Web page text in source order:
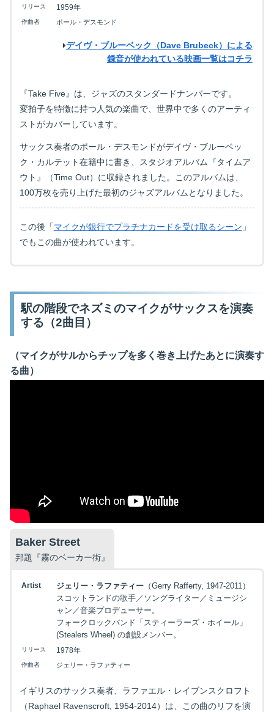
リリース 1959年
作曲者 ポール・デスモンド
デイヴ・ブルーベック（Dave Brubeck）による
録音が使われている映画一覧はコチラ
『Take Five』は、ジャズのスタンダードナンバーです。
変拍子を特徴に持つ人気の楽曲で、世界中で多くのアーティ
ストがカバーしています。
サックス奏者のポール・デスモンドがデイヴ・ブルーベッ
ク・カルテット在籍中に書き、スタジオアルバム『タイムア
ウト』（Time Out）に収録されました。このアルバムは、
100万枚を売り上げた最初のジャズアルバムとなりました。
この後「マイクが銀行でプラチナカードを受け取るシーン 」
でもこの曲が使われています。
駅の階段でネズミのマイクがサックスを演奏
する（2曲目）
（マイクがサルからチップを多く巻き上げたあとに演奏す
る曲）
Baker Street
邦題『霧のベーカー街』
Artist ジェリー・ラファティー（Gerry Rafferty, 1947-2011）
スコットランドの歌手／ソングライター／ミュージシ
ャン／音楽プロデューサー。
フォークロックバンド「スティーラーズ・ホイール」
(Stealers Wheel) の創設メンバー。
リリース 1978年
作曲者 ジェリー・ラファティー
イギリスのサックス奏者、ラファエル・レイブンスクロフト
（Raphael Ravenscroft, 1954-2014）は、この曲のリフを演